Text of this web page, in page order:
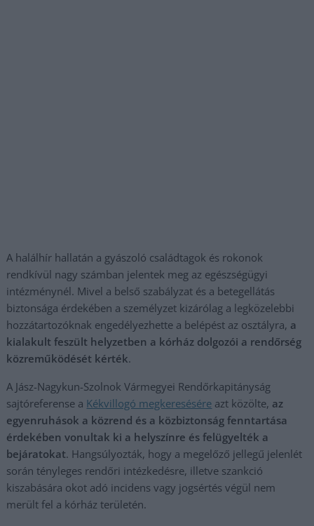
A halálhír hallatán a gyászoló családtagok és rokonok
rendkívül nagy számban jelentek meg az egészségügyi
intézménynél. Mivel a belső szabályzat és a betegellátás
biztonsága érdekében a személyzet kizárólag a legközelebbi
hozzátartozóknak engedélyezhette a belépést az osztályra, a
kialakult feszült helyzetben a kórház dolgozói a rendőrség
közreműködését kérték.
A Jász-Nagykun-Szolnok Vármegyei Rendőrkapitányság
sajtóreferense a Kékvillogó megkeresésére azt közölte, az
egyenruhások a közrend és a közbiztonság fenntartása
érdekében vonultak ki a helyszínre és felügyelték a
bejáratokat. Hangsúlyozták, hogy a megelőző jellegű jelenlét
során tényleges rendőri intézkedésre, illetve szankció
kiszabására okot adó incidens vagy jogsértés végül nem
merült fel a kórház területén.